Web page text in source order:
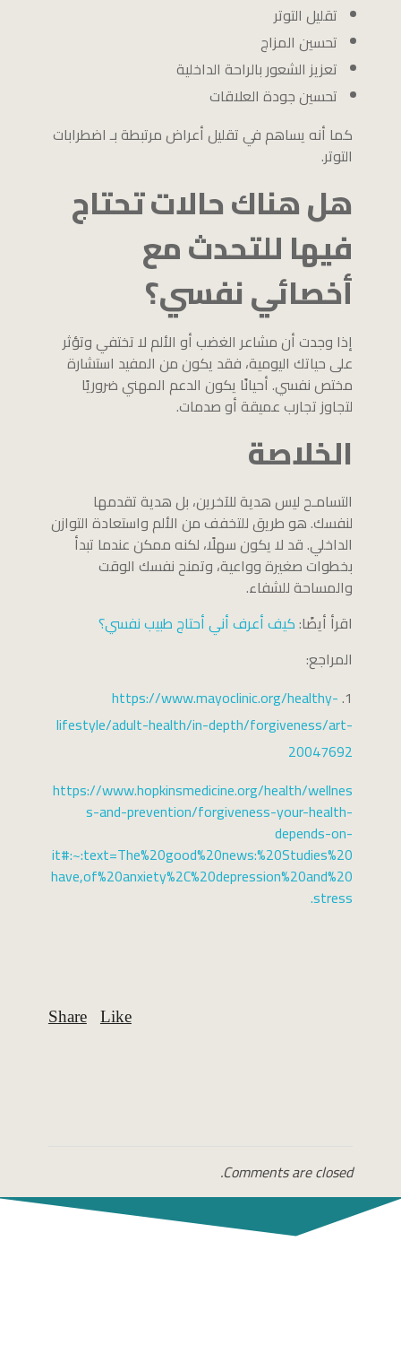
تقليل التوتر
تحسين المزاج
تعزيز الشعور بالراحة الداخلية
تحسين جودة العلاقات
كما أنه يساهم في تقليل أعراض مرتبطة بـ اضطرابات
التوتر.
هل هناك حالات تحتاج
فيها للتحدث مع
أخصائي نفسي؟
إذا وجدت أن مشاعر الغضب أو الألم لا تختفي وتؤثر
على حياتك اليومية، فقد يكون من المفيد استشارة
مختص نفسي. أحيانًا يكون الدعم المهني ضروريًا
لتجاوز تجارب عميقة أو صدمات.
الخلاصة
التسامـح ليس هدية للآخرين، بل هدية تقدمها
لنفسك. هو طريق للتخفف من الألم واستعادة التوازن
الداخلي. قد لا يكون سهلًا، لكنه ممكن عندما تبدأ
بخطوات صغيرة وواعية، وتمنح نفسك الوقت
والمساحة للشفاء.
اقرأ أيضًا:كيف أعرف أني أحتاج طبيب نفسي؟
المراجع:
https://www.mayoclinic.org/healthy-
lifestyle/adult-health/in-depth/forgiveness/art-
20047692
https://www.hopkinsmedicine.org/health/wellnes
s-and-prevention/forgiveness-your-health-
depends-on-
it#:~:text=The%20good%20news:%20Studies%20
have,of%20anxiety%2C%20depression%20and%20
stress.
Comments are closed.